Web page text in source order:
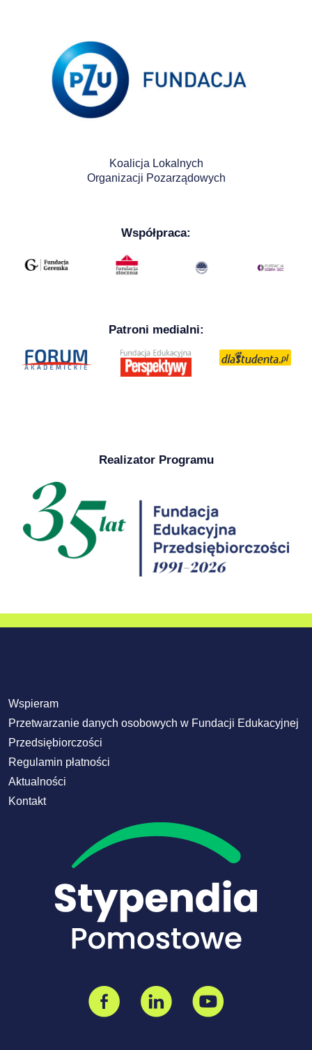
Koalicja Lokalnych
Organizacji Pozarządowych
Współpraca:
Patroni medialni:
Realizator Programu
Wspieram
Przetwarzanie danych osobowych w Fundacji Edukacyjnej
Przedsiębiorczości
Regulamin płatności
Aktualności
Kontakt